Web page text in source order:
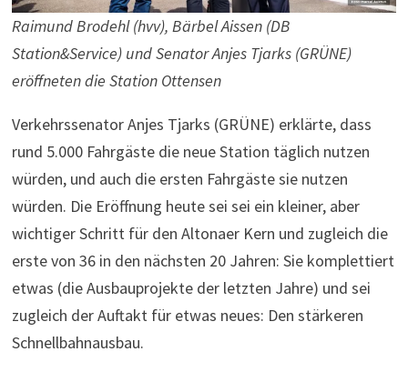
Raimund Brodehl (hvv), Bärbel Aissen (DB
Station&Service) und Senator Anjes Tjarks (GRÜNE)
eröffneten die Station Ottensen
Verkehrssenator Anjes Tjarks (GRÜNE) erklärte, dass
rund 5.000 Fahrgäste die neue Station täglich nutzen
würden, und auch die ersten Fahrgäste sie nutzen
würden. Die Eröffnung heute sei sei ein kleiner, aber
wichtiger Schritt für den Altonaer Kern und zugleich die
erste von 36 in den nächsten 20 Jahren: Sie komplettiert
etwas (die Ausbauprojekte der letzten Jahre) und sei
zugleich der Auftakt für etwas neues: Den stärkeren
Schnellbahnausbau.